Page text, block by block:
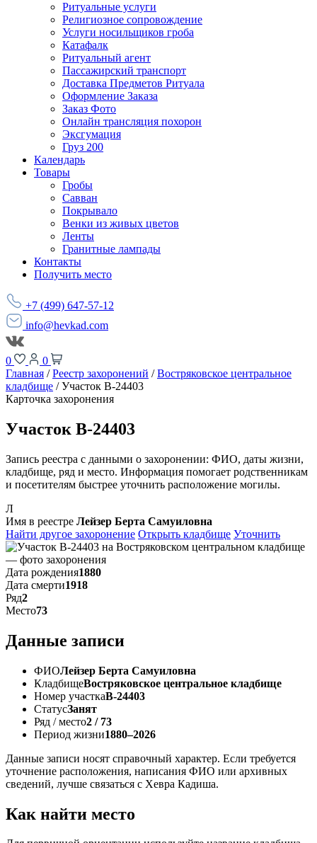
Ритуальные услуги
Религиозное сопровождение
Услуги носильщиков гроба
Катафалк
Ритуальный агент
Пассажирский транспорт
Доставка Предметов Ритуала
Оформление Заказа
Заказ Фото
Онлайн трансляция похорон
Эксгумация
Груз 200
Календарь
Товары
Гробы
Савван
Покрывало
Венки из живых цветов
Ленты
Гранитные лампады
Контакты
Получить место
+7 (499) 647-57-12
info@hevkad.com
0
0
Главная / Реестр захоронений / Востряковское центральное
кладбище / Участок В-24403
Карточка захоронения
Участок В-24403
Запись реестра с данными о захоронении: ФИО, даты жизни,
кладбище, ряд и место. Информация помогает родственникам
и посетителям быстрее уточнить расположение могилы.
Л
Имя в реестре Лейзер Берта Самуиловна
Найти другое захоронение Открыть кладбище Уточнить
Дата рождения1880
Дата смерти1918
Ряд2
Место73
Данные записи
ФИОЛейзер Берта Самуиловна
КладбищеВостряковское центральное кладбище
Номер участкаВ-24403
СтатусЗанят
Ряд / место2 / 73
Период жизни1880–2026
Данные записи носят справочный характер. Если требуется
уточнение расположения, написания ФИО или архивных
сведений, лучше связаться с Хевра Кадиша.
Как найти место